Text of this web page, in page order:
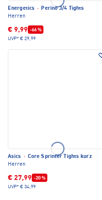
Energetics · Perino 3/4 Tights
Herren
€ 9,99 -66 %
UVP* € 29,99
Asics · Core Sprinter Tights kurz
Herren
€ 27,99 -20 %
UVP* € 34,99